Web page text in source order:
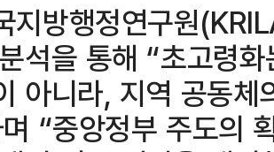
지방행정연구원
석을 통해 “초고령
아니라, 지역 공동
“중앙정부 주도의